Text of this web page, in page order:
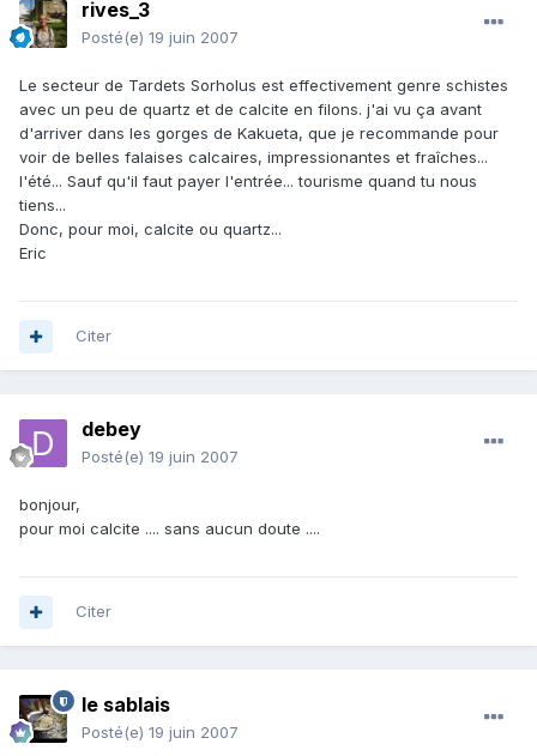
rives_3
Posté(e) 19 juin 2007
Le secteur de Tardets Sorholus est effectivement genre schistes
avec un peu de quartz et de calcite en filons. j'ai vu ça avant
d'arriver dans les gorges de Kakueta, que je recommande pour
voir de belles falaises calcaires, impressionantes et fraîches...
l'été... Sauf qu'il faut payer l'entrée... tourisme quand tu nous
tiens...
Donc, pour moi, calcite ou quartz...
Eric
Citer
debey
Posté(e) 19 juin 2007
bonjour,
pour moi calcite .... sans aucun doute ....
Citer
le sablais
Posté(e) 19 juin 2007